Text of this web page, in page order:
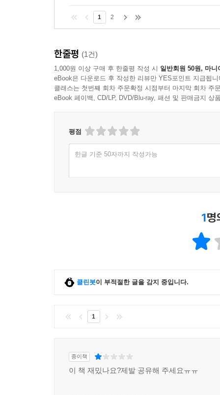
1 2
한줄평 (1건)
1,000원 이상 구매 후 한줄평 작성 시 일반회원 50원, 마니
eBook은 다운로드 후 작성한 리뷰만 YES포인트 지급됩니
클래스는 첫번째 회차 주문확정 시점부터 마지막 회차 주
eBook 페이백, CD/LP, DVD/Blu-ray, 패션 및 판매금지 상
평점
한글 기준 50자까지 작성가능
1명
클린봇이 부적절한 글을 감지 중입니다.
1
종이책
이 책 재밌나요?제발 공유해 주세요ㅠㅠ